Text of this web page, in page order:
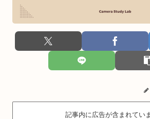
記事内に広告が含まれていま